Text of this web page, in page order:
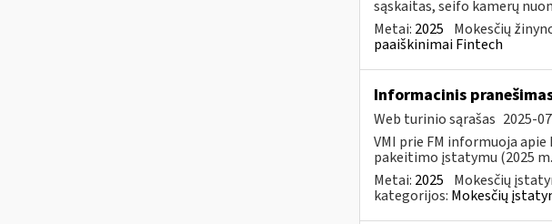
sąskaitas, seifo kamerų
Metai: 2025 Mokesčių
paaiškinimai Fintech
Informacinis
Web turinio sąrašas 2025-
VMI prie FM informuoja
pakeitimo įstatymu (2025
Metai: 2025 Mokesčių
kategorijos: Mokesčių